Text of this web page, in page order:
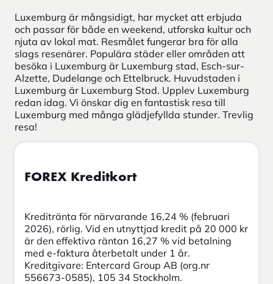
Luxemburg är mångsidigt, har mycket att erbjuda
och passar för både en weekend, utforska kultur och
njuta av lokal mat. Resmålet fungerar bra för alla
slags resenärer. Populära städer eller områden att
besöka i Luxemburg är Luxemburg stad, Esch-sur-
Alzette, Dudelange och Ettelbruck. Huvudstaden i
Luxemburg är Luxemburg Stad. Upplev Luxemburg
redan idag. Vi önskar dig en fantastisk resa till
Luxemburg med många glädjefyllda stunder. Trevlig
resa!
FOREX Kreditkort
Kreditränta för närvarande 16,24 % (februari
2026), rörlig. Vid en utnyttjad kredit på 20 000 kr
är den effektiva räntan 16,27 % vid betalning
med e-faktura återbetalt under 1 år.
Kreditgivare: Entercard Group AB (org.nr
556673-0585), 105 34 Stockholm.